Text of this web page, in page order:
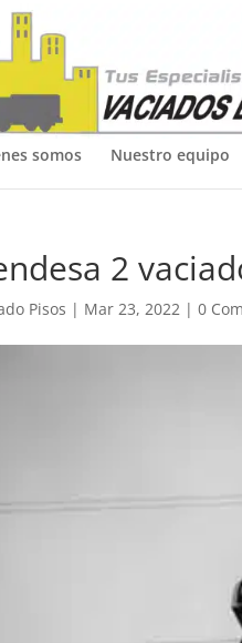
somos Nuestro equipo
2
Pisos | Mar 23, 2022| 0